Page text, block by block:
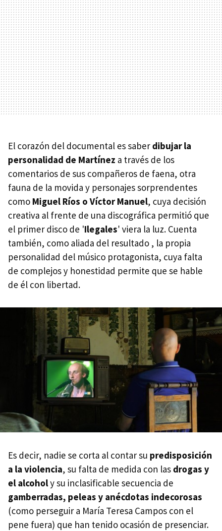
El corazón del documental es saber dibujar la
personalidad de Martínez a través de los
comentarios de sus compañeros de faena, otra
fauna de la movida y personajes sorprendentes
como Miguel Ríos o Víctor Manuel, cuya decisión
creativa al frente de una discográfica permitió que
el primer disco de 'Ilegales' viera la luz. Cuenta
también, como aliada del resultado , la propia
personalidad del músico protagonista, cuya falta
de complejos y honestidad permite que se hable
de él con libertad.
Es decir, nadie se corta al contar su predisposición
a la violencia, su falta de medida con las drogas y
el alcoholy su inclasificable secuencia de
gamberradas, peleas y anécdotas indecorosas
(como perseguir a María Teresa Campos con el
pene fuera) que han tenido ocasión de presenciar.